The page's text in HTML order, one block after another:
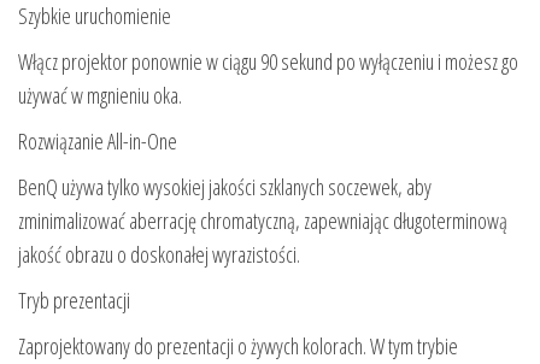
Szybkie uruchomienie
Włącz projektor ponownie w ciągu 90 sekund po wyłączeniu i możesz go
używać w mgnieniu oka.
Rozwiązanie All-in-One
BenQ używa tylko wysokiej jakości szklanych soczewek, aby
zminimalizować aberrację chromatyczną, zapewniając długoterminową
jakość obrazu o doskonałej wyrazistości.
Tryb prezentacji
Zaprojektowany do prezentacji o żywych kolorach. W tym trybie